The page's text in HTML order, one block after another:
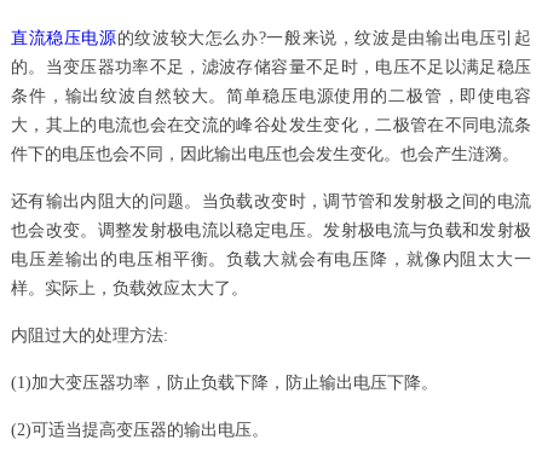
直流稳压电源的纹波较大怎么办?一般来说，纹波是由输出电压引起
的。当变压器功率不足，滤波存储容量不足时，电压不足以满足稳压
条件，输出纹波自然较大。简单稳压电源使用的二极管，即使电容
大，其上的电流也会在交流的峰谷处发生变化，二极管在不同电流条
件下的电压也会不同，因此输出电压也会发生变化。也会产生涟漪。
还有输出内阻大的问题。当负载改变时，调节管和发射极之间的电流
也会改变。调整发射极电流以稳定电压。发射极电流与负载和发射极
电压差输出的电压相平衡。负载大就会有电压降，就像内阻太大一
样。实际上，负载效应太大了。
内阻过大的处理方法:
(1)加大变压器功率，防止负载下降，防止输出电压下降。
(2)可适当提高变压器的输出电压。